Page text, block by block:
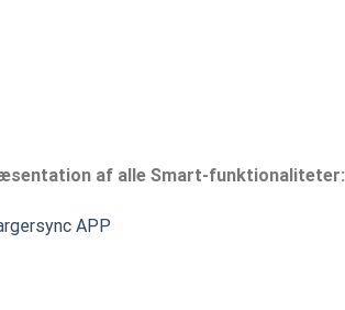
af alle Smart-funktionaliteter:
APP